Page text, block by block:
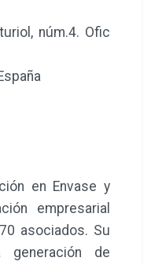
núm.4. Ofic
en Envase y
empresarial
asociados. Su
de